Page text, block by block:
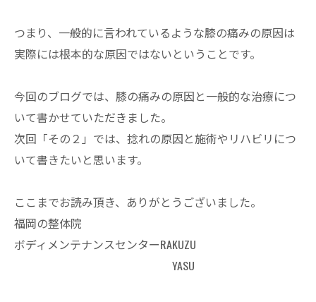
つまり、一般的に言われているような膝の痛みの原因は
実際には根本的な原因ではないということです。
今回のブログでは、膝の痛みの原因と一般的な治療につ
いて書かせていただきました。
次回「その２」では、捻れの原因と施術やリハビリにつ
いて書きたいと思います。
ここまでお読み頂き、ありがとうございました。
福岡の整体院
ボディメンテナンスセンターRAKUZU
YASU